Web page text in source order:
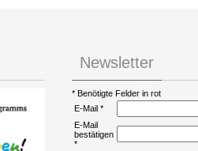
Newsletter